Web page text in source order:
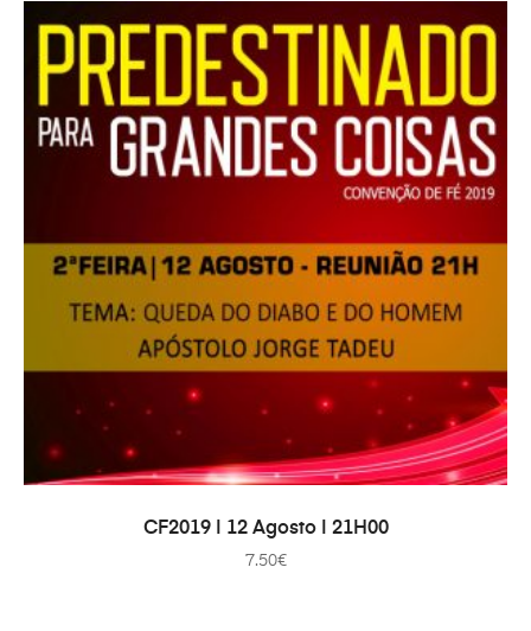
ADAUGĂ ÎN COȘ
CF2019 | 12 Agosto | 21H00
7.50€